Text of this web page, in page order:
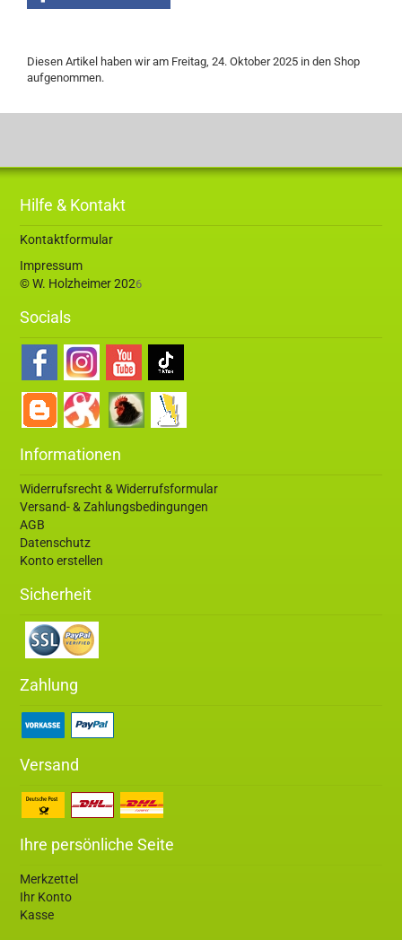
Diesen Artikel haben wir am Freitag, 24. Oktober 2025 in den Shop
aufgenommen.
Hilfe & Kontakt
Kontaktformular
Impressum
© W. Holzheimer 2026
Socials
Informationen
Widerrufsrecht & Widerrufsformular
Versand- & Zahlungsbedingungen
AGB
Datenschutz
Konto erstellen
Sicherheit
Zahlung
Versand
Ihre persönliche Seite
Merkzettel
Ihr Konto
Kasse